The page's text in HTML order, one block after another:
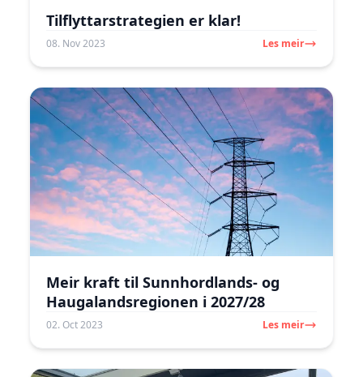
Tilflyttarstrategien er klar!
08. Nov 2023 Les meir
Meir kraft til Sunnhordlands- og
Haugalandsregionen i 2027/28
02. Oct 2023 Les meir